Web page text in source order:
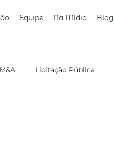
Equipe Na Mídia Blog
M&A Licitação Pública